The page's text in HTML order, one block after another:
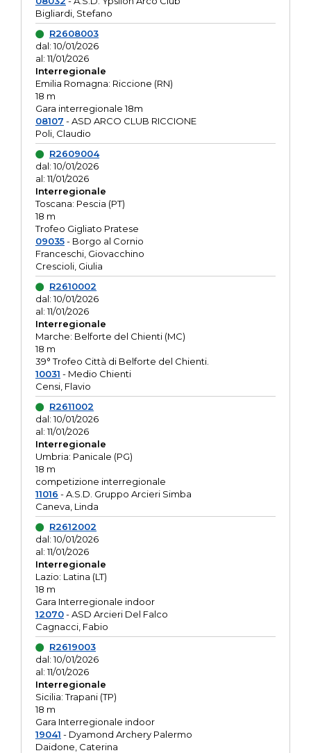
Bigliardi, Stefano
R2608003
dal: 10/01/2026
al: 11/01/2026
Interregionale
Emilia Romagna: Riccione (RN)
18 m
Gara interregionale 18m
08107 - ASD ARCO CLUB RICCIONE
Poli, Claudio
R2609004
dal: 10/01/2026
al: 11/01/2026
Interregionale
Toscana: Pescia (PT)
18 m
Trofeo Gigliato Pratese
09035- Borgo al Cornio
Franceschi, Giovacchino
Crescioli, Giulia
R2610002
dal: 10/01/2026
al: 11/01/2026
Interregionale
Marche: Belforte del Chienti (MC)
18 m
39° Trofeo Città di Belforte del Chienti.
10031 - Medio Chienti
Censi, Flavio
R2611002
dal: 10/01/2026
al: 11/01/2026
Interregionale
Umbria: Panicale (PG)
18 m
competizione interregionale
11016 - A.S.D. Gruppo Arcieri Simba
Caneva, Linda
R2612002
dal: 10/01/2026
al: 11/01/2026
Interregionale
Lazio: Latina (LT)
18 m
Gara Interregionale indoor
12070- ASD Arcieri Del Falco
Cagnacci, Fabio
R2619003
dal: 10/01/2026
al: 11/01/2026
Interregionale
Sicilia: Trapani (TP)
18 m
Gara Interregionale indoor
19041 - Dyamond Archery Palermo
Daidone, Caterina